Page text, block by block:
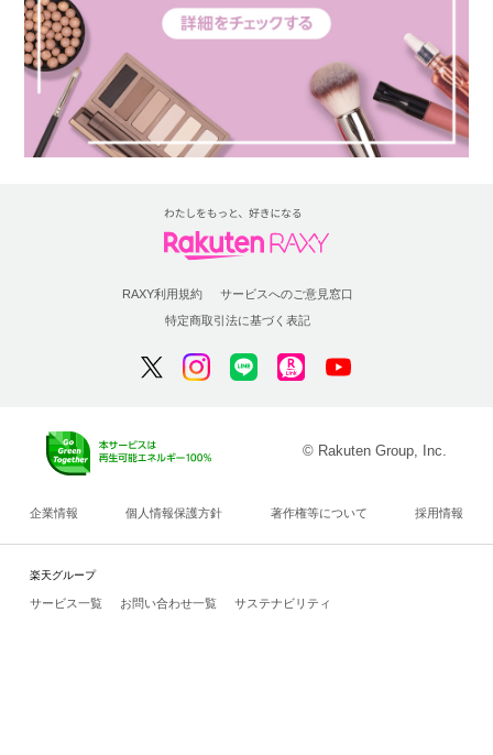
RAXY利用規約
サービスへのご意見窓口
特定商取引法に基づく表記
© Rakuten Group, Inc.
企業情報 個人情報保護方針 著作権等について 採用情報
楽天グループ
サービス一覧 お問い合わせ一覧 サステナビリティ